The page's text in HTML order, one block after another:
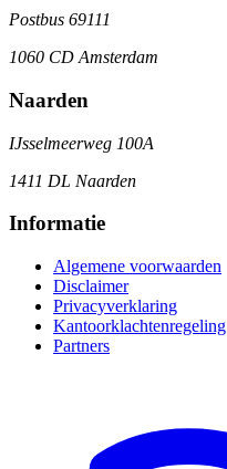
Postbus 69111
1060 CD Amsterdam
Naarden
IJsselmeerweg 100A
1411 DL Naarden
Informatie
Algemene voorwaarden
Disclaimer
Privacyverklaring
Kantoorklachtenregeling
Partners